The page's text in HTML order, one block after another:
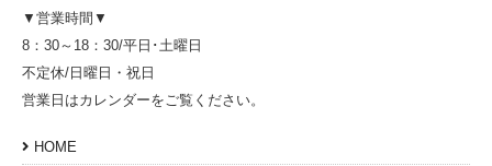
▼営業時間▼
8：30～18：30/平日･土曜日
不定休/日曜日・祝日
営業日はカレンダーをご覧ください。
HOME